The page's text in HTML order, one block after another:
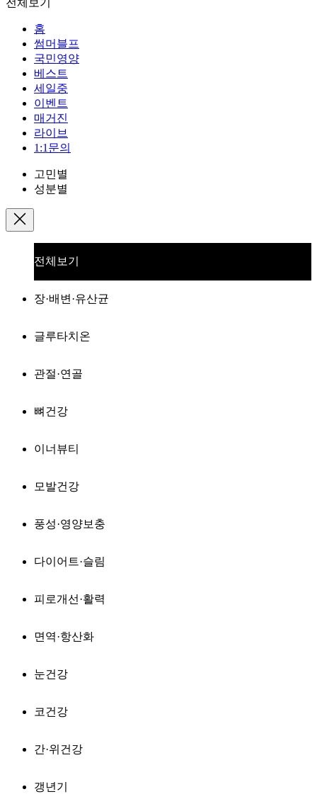
홈
썸머블프
국민영양
베스트
세일중
이벤트
매거진
라이브
1:1문의
고민별
성분별
전체보기
장·배변·유산균
글루타치온
관절·연골
뼈건강
이너뷰티
모발건강
풍성·영양보충
다이어트·슬림
피로개선·활력
면역·항산화
눈건강
코건강
간·위건강
갱년기